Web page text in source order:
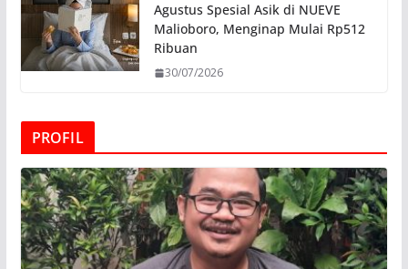
Agustus Spesial Asik di NUEVE
Malioboro, Menginap Mulai Rp512
Ribuan
30/07/2026
PROFIL